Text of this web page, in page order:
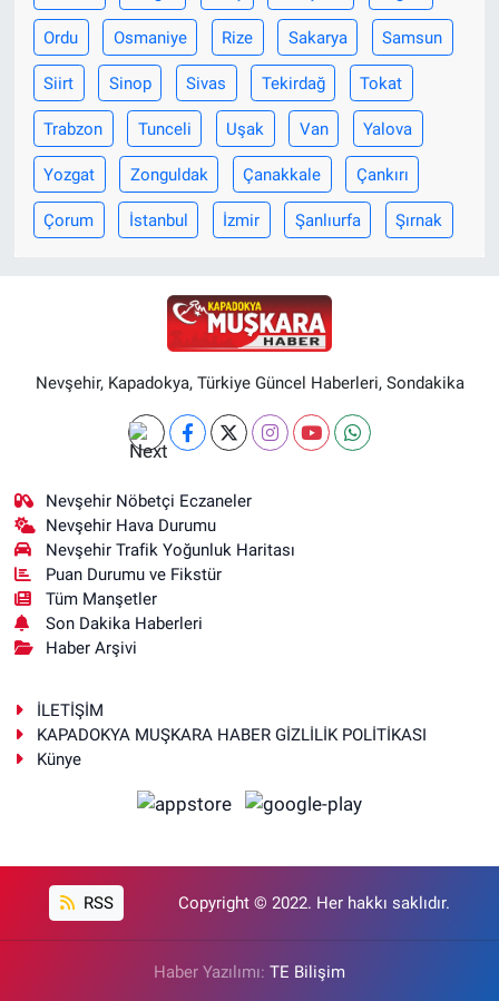
Ordu Osmaniye Rize Sakarya Samsun
Siirt Sinop Sivas Tekirdağ Tokat
Trabzon Tunceli Uşak Van Yalova
Yozgat Zonguldak Çanakkale Çankırı
Çorum İstanbul İzmir Şanlıurfa Şırnak
Nevşehir, Kapadokya, Türkiye Güncel Haberleri, Sondakika
Nevşehir Nöbetçi Eczaneler
Nevşehir Hava Durumu
Nevşehir Trafik Yoğunluk Haritası
Puan Durumu ve Fikstür
Tüm Manşetler
Son Dakika Haberleri
Haber Arşivi
İLETİŞİM
KAPADOKYA MUŞKARA HABER GİZLİLİK POLİTİKASI
Künye
RSS Copyright © 2022. Her hakkı saklıdır.
Haber Yazılımı: TE Bilişim